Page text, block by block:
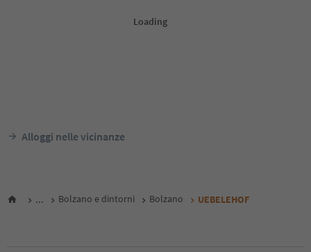
Alloggi nelle vicinanze
... Bolzano e dintorni Bolzano UEBELEHOF